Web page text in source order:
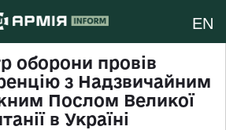
EN
оборони провів
з Надзвичайним
Послом Великої
в Україні